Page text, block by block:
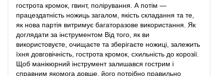
гострота кромок, гвинт, полірування. А потім —
працездатність ножиць загалом, якість складання та те,
як нова партія витримує багаторазове використання. Як
доглядати за інструментом Від того, як ви
використовуєте, очищаєте та зберігаєте ножиці, залежить
їхня довговічність, гострота кромок, схильність до корозії.
Щоб манікюрний інструмент залишався гострим і
справним якомога довше, його потрібно правильно